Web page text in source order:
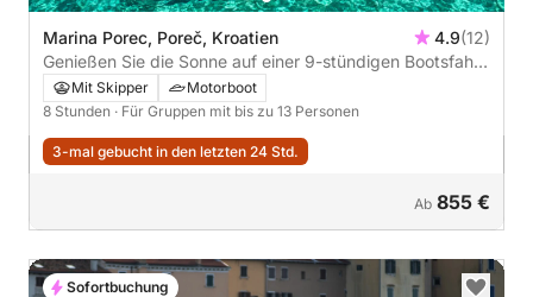
Marina Porec, Poreč, Kroatien 4.9(12)
Genießen Sie die Sonne auf einer 9-stündigen Bootsfahrt
in Poreč.
Mit Skipper
Motorboot
8 Stunden · Für Gruppen mit bis zu 13 Personen
3-mal gebucht in den letzten 24 Std.
Ab 855 €
Sofortbuchung